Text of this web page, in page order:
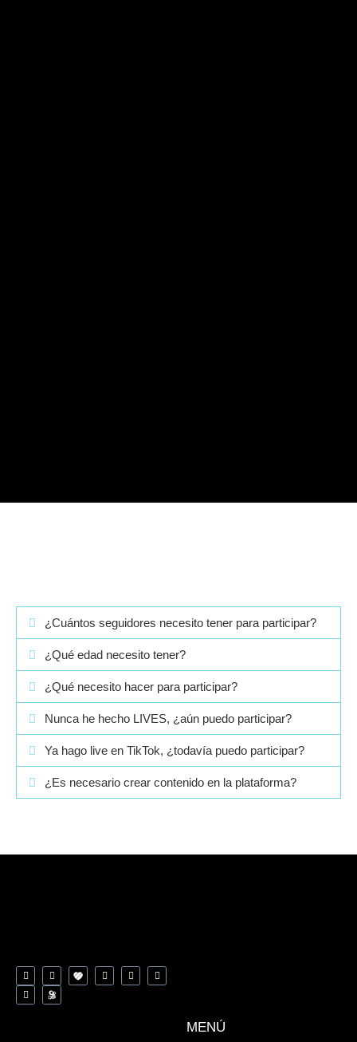
¿Cuántos seguidores necesito tener para participar?
¿Qué edad necesito tener?
¿Qué necesito hacer para participar?
Nunca he hecho LIVES, ¿aún puedo participar?
Ya hago live en TikTok, ¿todavía puedo participar?
¿Es necesario crear contenido en la plataforma?
MENÚ